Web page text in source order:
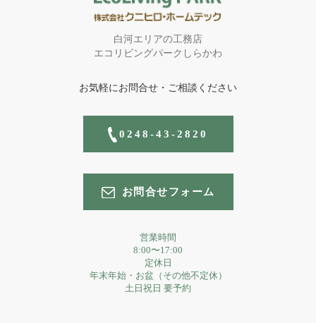
白河エリアの工務店
エコリビングパークしらかわ
お気軽にお問合せ・ご相談ください
0248-43-2820
お問合せフォーム
営業時間
8:00〜17:00
定休日
年末年始・お盆（その他不定休）
土日祝日 要予約